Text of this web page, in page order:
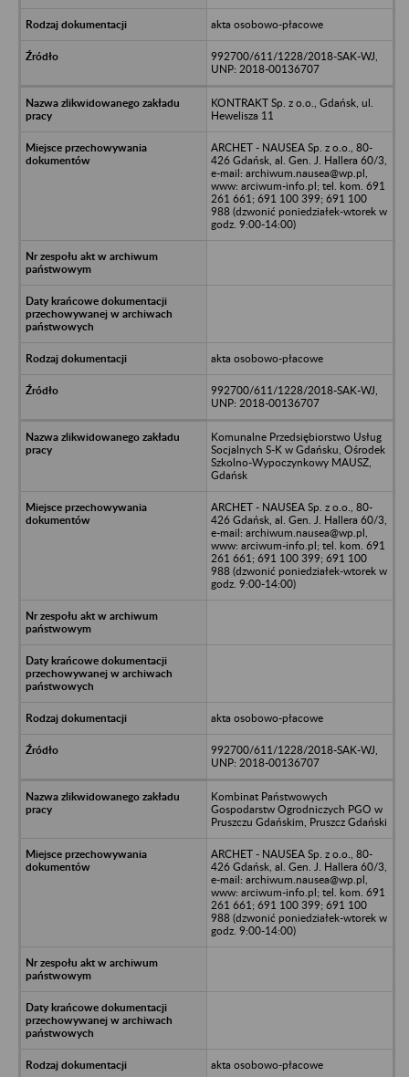
akta osobowo-płacowe
992700/611/1228/2018-SAK-WJ,
UNP: 2018-00136707
KONTRAKT Sp. z o.o., Gdańsk, ul.
Hewelisza 11
ARCHET - NAUSEA Sp. z o.o., 80-
426 Gdańsk, al. Gen. J. Hallera 60/3,
e-mail: archiwum.nausea@wp.pl,
www: arciwum-info.pl; tel. kom. 691
261 661; 691 100 399; 691 100
988 (dzwonić poniedziałek-wtorek w
godz. 9:00-14:00)
akta osobowo-płacowe
992700/611/1228/2018-SAK-WJ,
UNP: 2018-00136707
Komunalne Przedsiębiorstwo Usług
Socjalnych S-K w Gdańsku, Ośrodek
Szkolno-Wypoczynkowy MAUSZ,
Gdańsk
ARCHET - NAUSEA Sp. z o.o., 80-
426 Gdańsk, al. Gen. J. Hallera 60/3,
e-mail: archiwum.nausea@wp.pl,
www: arciwum-info.pl; tel. kom. 691
261 661; 691 100 399; 691 100
988 (dzwonić poniedziałek-wtorek w
godz. 9:00-14:00)
akta osobowo-płacowe
992700/611/1228/2018-SAK-WJ,
UNP: 2018-00136707
Kombinat Państwowych
Gospodarstw Ogrodniczych PGO w
Pruszczu Gdańskim, Pruszcz Gdański
ARCHET - NAUSEA Sp. z o.o., 80-
426 Gdańsk, al. Gen. J. Hallera 60/3,
e-mail: archiwum.nausea@wp.pl,
www: arciwum-info.pl; tel. kom. 691
261 661; 691 100 399; 691 100
988 (dzwonić poniedziałek-wtorek w
godz. 9:00-14:00)
akta osobowo-płacowe